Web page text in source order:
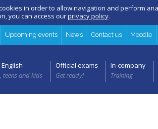
in order to allow navigation and perform
you can access ourprivacy policy.
Upcoming events News Contact us Moodle
teens and kids
Official exams
Get ready!
In-company
Training